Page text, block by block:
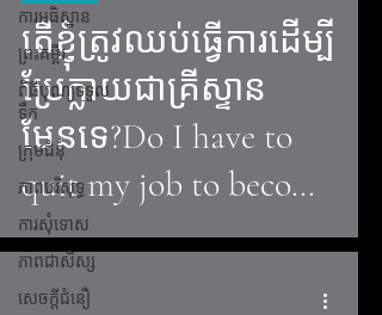
ការអធិស្ឋាន
ព្រះគម្ពីរ
ពិធីបុណ្យទទួល
ទឹក
ក្រុមជំនុំ
ភាពបរិសុទ្ធ
ការសុំទោស
ភាពជាសិស្ស
សេចក្តីជំនឿ
តើខ្ញុំត្រូវឈប់ធ្វើការដើម្បី
ប្រែក្លាយជាគ្រីស្ទាន
មែនទេ?Do I have to
quit my job to become
Christian?